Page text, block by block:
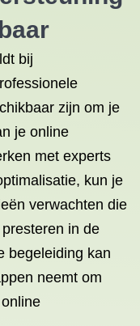
bij
zijn om je
je online
met experts
kun je
verwachten die
in de
begeleiding kan
neemt om